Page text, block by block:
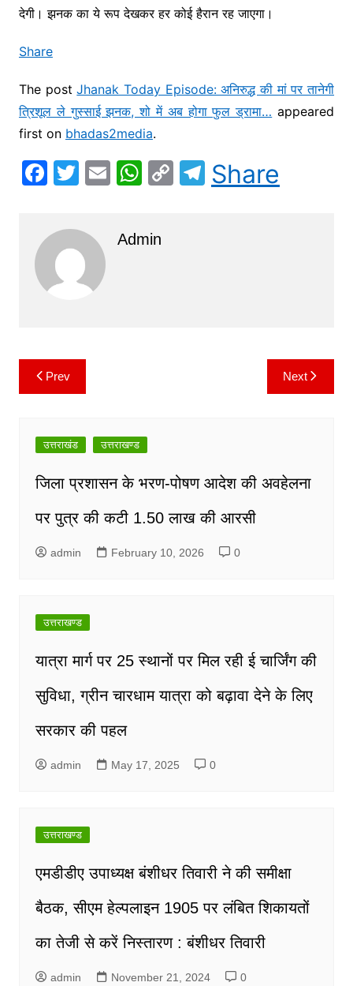
देगी। झनक का ये रूप देखकर हर कोई हैरान रह जाएगा।
Share
The postJhanak Today Episode: अनिरुद्ध की मां पर तानेगी
त्रिशूल ले गुस्साई झनक, शो में अब होगा फुल ड्रामा… appeared
first on bhadas2media.
F
c
e
b
o
T
itt
er
E W
s
C T
el
Share
Admin
Post
navigation
Prev Next
उत्तराखंड उत्तराखण्ड
जिला प्रशासन के भरण-पोषण आदेश की अवहेलना
पर पुत्र की कटी 1.50 लाख की आरसी
admin February 10, 2026 0
उत्तराखण्ड
यात्रा मार्ग पर 25 स्थानों पर मिल रही ई चार्जिंग की
सुविधा, ग्रीन चारधाम यात्रा को बढ़ावा देने के लिए
सरकार की पहल
admin May 17, 2025 0
उत्तराखण्ड
एमडीडीए उपाध्यक्ष बंशीधर तिवारी ने की समीक्षा
बैठक, सीएम हेल्पलाइन 1905 पर लंबित शिकायतों
का तेजी से करें निस्तारण : बंशीधर तिवारी
admin November 21, 2024 0